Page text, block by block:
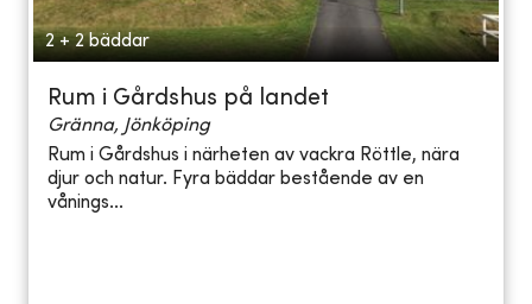
2 + 2 bäddar
Rum i Gårdshus på landet
Gränna, Jönköping
Rum i Gårdshus i närheten av vackra Röttle, nära
djur och natur. Fyra bäddar bestående av en
vånings...